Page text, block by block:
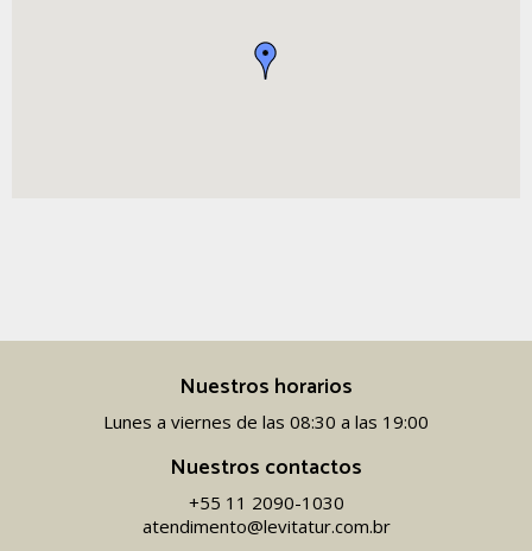
Nuestros horarios
Lunes a viernes de las 08:30 a las 19:00
Nuestros contactos
+55 11 2090-1030
atendimento@levitatur.com.br